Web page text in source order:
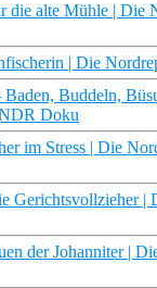
die alte Mühle | Die
| Die
Baden, Buddeln,
Doku
im Stress | Die
Gerichtsvollzieher |
der Johanniter |